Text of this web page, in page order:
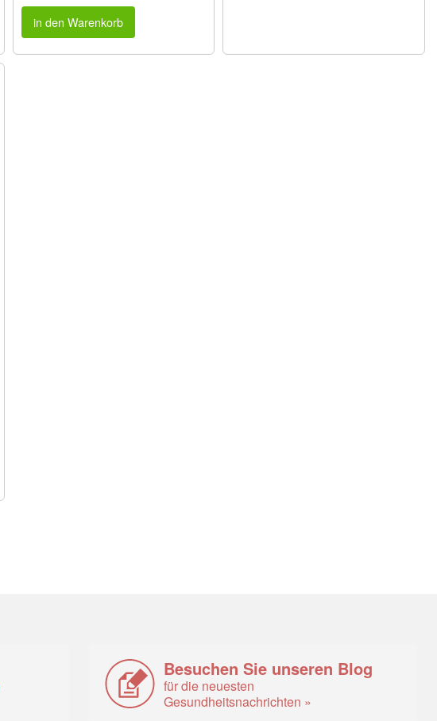
in den Warenkorb
Besuchen Sie unseren Blog
für die neuesten
Gesundheitsnachrichten »